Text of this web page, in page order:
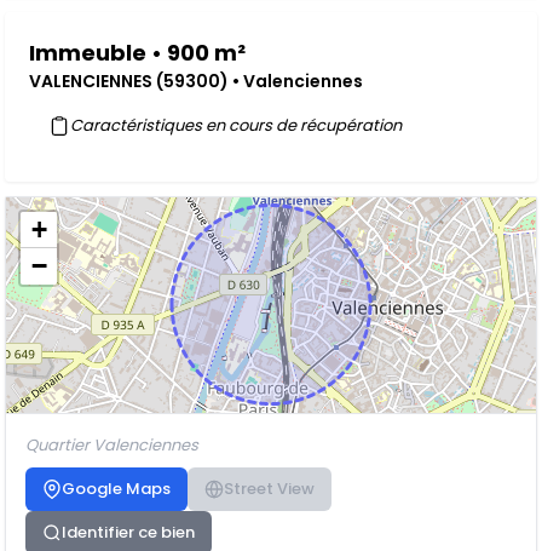
Immeuble • 900 m²
VALENCIENNES (59300) • Valenciennes
Caractéristiques en cours de récupération
+
−
Quartier Valenciennes
Google Maps
Street View
Identifier ce bien